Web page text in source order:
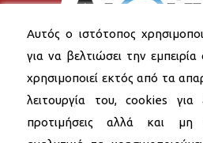
Αυτός ο ιστότοπος
για να βελτιώσει την
χρησιμοποιεί εκτός από τα
λειτουργία του, cookies για
προτιμήσεις αλλά και μη